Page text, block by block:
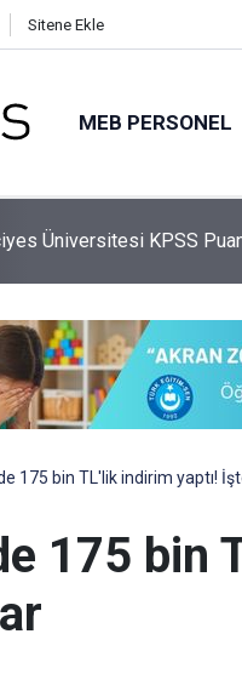
Sitene Ekle
MEB PERSONEL
Üniversitesi KPSS
175 bin TL'lik indirim yaptı!
175 bin